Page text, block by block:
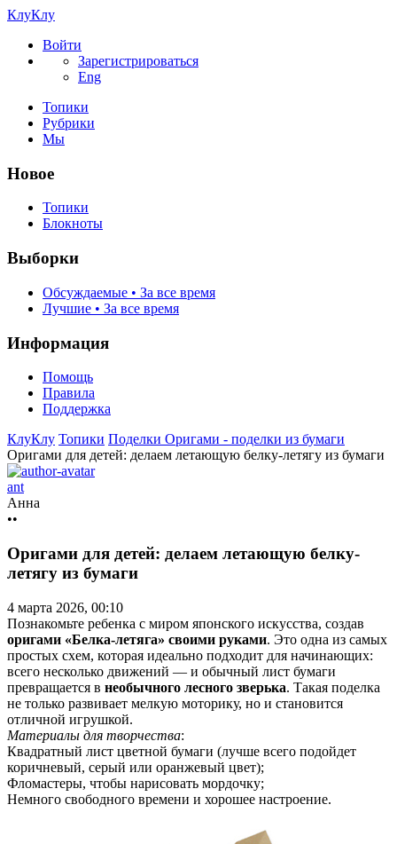
КлуКлу
Войти
Зарегистрироваться
Eng
Топики
Рубрики
Мы
Новое
Топики
Блокноты
Выборки
Обсуждаемые • За все время
Лучшие • За все время
Информация
Помощь
Правила
Поддержка
КлуКлу Топики Поделки Оригами - поделки из бумаги
Оригами для детей: делаем летающую белку-летягу из бумаги
ant
Анна
••
Оригами для детей: делаем летающую белку-
летягу из бумаги
4 марта 2026, 00:10
Познакомьте ребенка с миром японского искусства, создав
оригами «Белка-летяга» своими руками. Это одна из самых
простых схем, которая идеально подходит для начинающих:
всего несколько движений — и обычный лист бумаги
превращается в необычного лесного зверька. Такая поделка
не только развивает мелкую моторику, но и становится
отличной игрушкой.
Материалы для творчества:
Квадратный лист цветной бумаги (лучше всего подойдет
коричневый, серый или оранжевый цвет);
Фломастеры, чтобы нарисовать мордочку;
Немного свободного времени и хорошее настроение.